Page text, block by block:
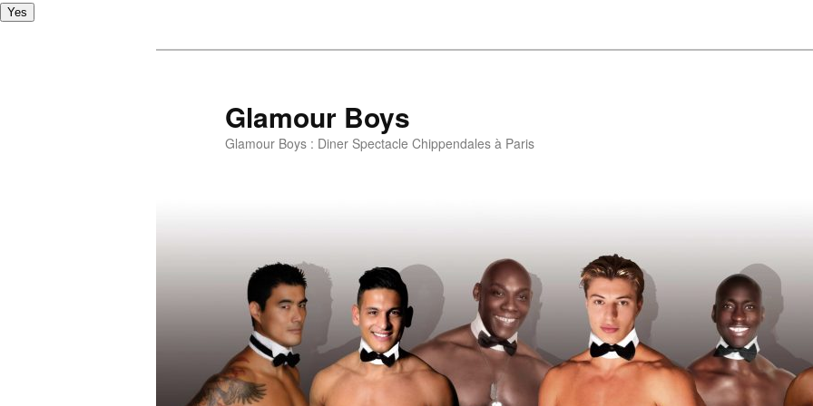
Yes
Glamour Boys
Glamour Boys : Diner Spectacle Chippendales à Paris